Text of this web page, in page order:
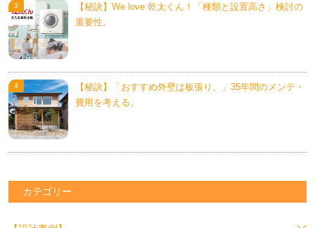
【秘訣】We love 乾太くん！「種類と設置高さ」検討の
重要性。
【秘訣】「おすすめ外壁は板張り。」35年間のメンテ・
費用を考える。
カテゴリー